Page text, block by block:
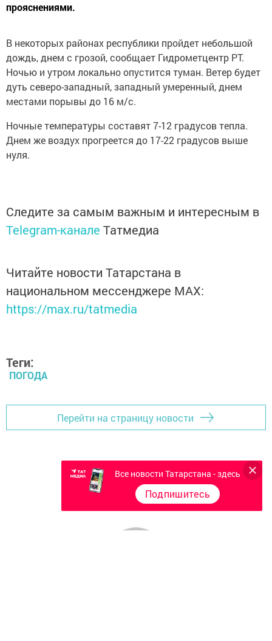
прояснениями.
В некоторых районах республики пройдет небольшой
дождь, днем с грозой, сообщает Гидрометцентр РТ.
Ночью и утром локально опустится туман. Ветер будет
дуть северо-западный, западный умеренный, днем
местами порывы до 16 м/с.
Ночные температуры составят 7-12 градусов тепла.
Днем же воздух прогреется до 17-22 градусов выше
нуля.
Следите за самым важным и интересным в
Telegram-канале Татмедиа
Читайте новости Татарстана в
национальном мессенджере MАХ:
https://max.ru/tatmedia
Теги:
ПОГОДА
Перейти на страницу новости
Все новости Татарстана - здесь
Подпишитесь